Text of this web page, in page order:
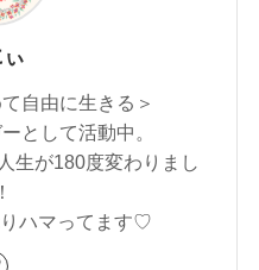
自由に生きる＞
として活動中。
生が180度変わりまし
ハマってます♡